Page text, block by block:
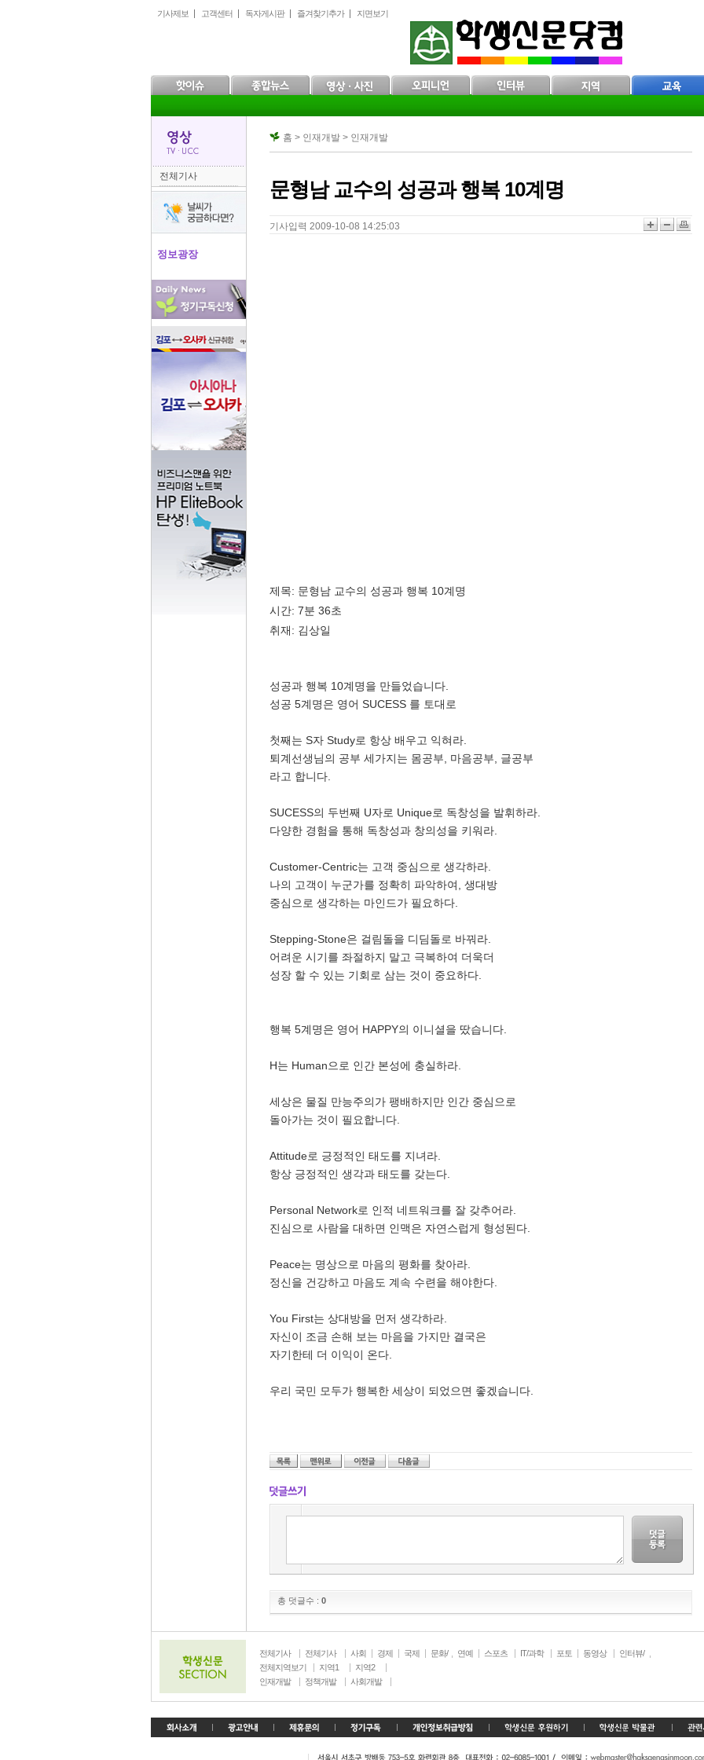
문
로
인
바
위
바
기사제보 고객센터 독자게시판 즐겨찾기추가 지면보기
전체기사
정보광장
홈 > 인재개발 > 인재개발
문형남 교수의 성공과 행복 10계명
기사입력 2009-10-08 14:25:03
제목: 문형남 교수의 성공과 행복 10계명
시간: 7분 36초
취재: 김상일
성공과 행복 10계명을 만들었습니다.
성공 5계명은 영어 SUCESS 를 토대로
첫째는 S자 Study로 항상 배우고 익혀라.
퇴계선생님의 공부 세가지는 몸공부, 마음공부, 글공부
라고 합니다.
SUCESS의 두번째 U자로 Unique로 독창성을 발휘하라.
다양한 경험을 통해 독창성과 창의성을 키워라.
Customer-Centric는 고객 중심으로 생각하라.
나의 고객이 누군가를 정확히 파악하여, 생대방
중심으로 생각하는 마인드가 필요하다.
Stepping-Stone은 걸림돌을 디딤돌로 바꿔라.
어려운 시기를 좌절하지 말고 극복하여 더욱더
성장 할 수 있는 기회로 삼는 것이 중요하다.
행복 5계명은 영어 HAPPY의 이니셜을 땄습니다.
H는 Human으로 인간 본성에 충실하라.
세상은 물질 만능주의가 팽배하지만 인간 중심으로
돌아가는 것이 필요합니다.
Attitude로 긍정적인 태도를 지녀라.
항상 긍정적인 생각과 태도를 갖는다.
Personal Network로 인적 네트워크를 잘 갖추어라.
진심으로 사람을 대하면 인맥은 자연스럽게 형성된다.
Peace는 명상으로 마음의 평화를 찾아라.
정신을 건강하고 마음도 계속 수련을 해야한다.
You First는 상대방을 먼저 생각하라.
자신이 조금 손해 보는 마음을 가지만 결국은
자기한테 더 이익이 온다.
우리 국민 모두가 행복한 세상이 되었으면 좋겠습니다.
총 덧글수 : 0
전체기사 전체기사 사회 경제 국제
문화/
연예 스포츠 IT/과학 포토 동영상
인터뷰/
전체지역보기 지역1
지역2
인재개발
정책개발 사회개발